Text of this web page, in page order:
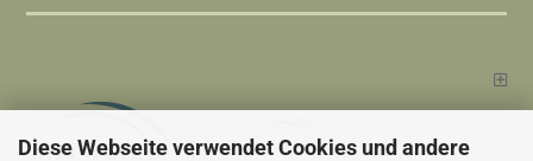
Diese Webseite verwendet Cookies und andere